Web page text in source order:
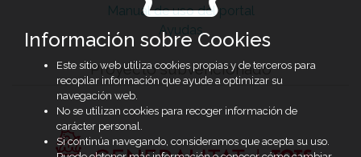
Manual de uso del portal
Ayudas
Proyecto subvencionado
Información sobre Cookies
Este sitio web utiliza cookies propias y de terceros para
recopilar información que ayude a optimizar su
navegación web.
No se utilizan cookies para recoger información de
carácter personal.
Si continúa navegando, consideramos que acepta su uso.